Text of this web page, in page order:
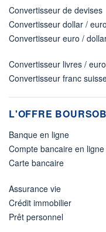
Convertisseur de devises
Convertisseur dollar / euro
Convertisseur euro /
Convertisseur livres / euro
Convertisseur franc
L'OFFRE
Banque en ligne
Compte bancaire en ligne
Carte bancaire
Assurance vie
Crédit immobilier
Prêt personnel